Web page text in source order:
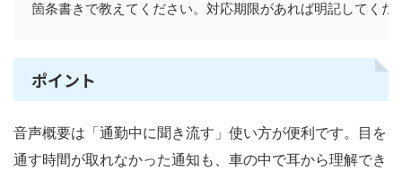
箇条書きで教えてください。対応期限があれば明記してくだ
ポイント
音声概要は「通勤中に聞き流す」使い方が便利です。目を
通す時間が取れなかった通知も、車の中で耳から理解でき